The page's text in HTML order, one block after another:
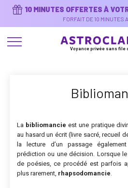
10 MINUTES OFFERTES À
FORFAIT DE 10 MINUTES
Voyance privée sans file
La bibliomancie est une pratique
au hasard un écrit (livre sacré, recueil
la lecture d’un passage
prédiction ou une décision. Lorsque
de poésies, ce procédé est parfois
plus rarement, rhapsodomancie